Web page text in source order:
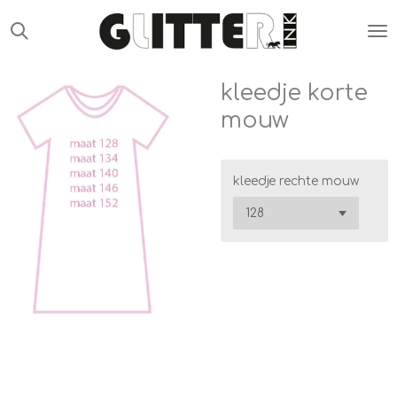
direct
hoofdinhoud
kleedje korte
mouw
kleedje rechte mouw